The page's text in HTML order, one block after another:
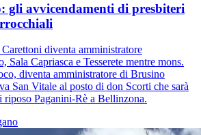
gli avvicendamenti di presbiteri
diventa amministratore
Sala Capriasca e Tesserete mentre mons.
diventa amministratore di Brusino
San Vitale al posto di don Scorti che sarà
riposo Paganini-Rè a Bellinzona.